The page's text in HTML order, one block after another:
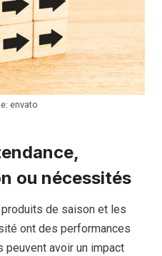
envato
ou nécessités
de saison et les
ont des performances
avoir un impact